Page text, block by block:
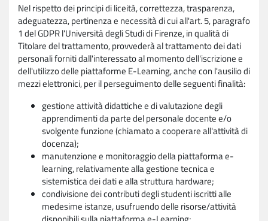
Nel rispetto dei principi di liceità, correttezza, trasparenza,
adeguatezza, pertinenza e necessità di cui all'art. 5, paragrafo
1 del GDPR l'Università degli Studi di Firenze, in qualità di
Titolare del trattamento, provvederà al trattamento dei dati
personali forniti dall'interessato al momento dell'iscrizione e
dell'utilizzo delle piattaforme E-Learning, anche con l'ausilio di
mezzi elettronici, per il perseguimento delle seguenti finalità:
gestione attività didattiche e di valutazione degli
apprendimenti da parte del personale docente e/o
svolgente funzione (chiamato a cooperare all'attività di
docenza);
manutenzione e monitoraggio della piattaforma e-
learning, relativamente alla gestione tecnica e
sistemistica dei dati e alla struttura hardware;
condivisione dei contributi degli studenti iscritti alle
medesime istanze, usufruendo delle risorse/attività